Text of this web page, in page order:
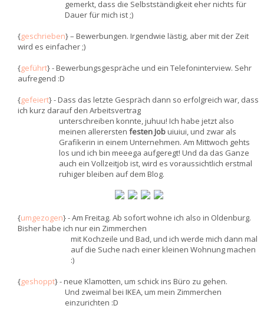
gemerkt, dass die Selbstständigkeit eher nichts für
Dauer für mich ist ;)
{geschrieben} – Bewerbungen. Irgendwie lästig, aber mit der Zeit
wird es einfacher ;)
{geführt} - Bewerbungsgespräche und ein Telefoninterview. Sehr
aufregend :D
{gefeiert} - Dass das letzte Gespräch dann so erfolgreich war, dass
ich kurz darauf den Arbeitsvertrag
unterschreiben konnte, juhuu! Ich habe jetzt also
meinen allerersten festen Jobuiuiui, und zwar als
Grafikerin in einem Unternehmen. Am Mittwoch gehts
los und ich bin meeega aufgeregt! Und da das Ganze
auch ein Vollzeitjob ist, wird es voraussichtlich erstmal
ruhiger bleiben auf dem Blog.
{umgezogen} - Am Freitag. Ab sofort wohne ich also in Oldenburg.
Bisher habe ich nur ein Zimmerchen
mit Kochzeile und Bad, und ich werde mich dann mal
auf die Suche nach einer kleinen Wohnung machen
:)
{geshoppt} - neue Klamotten, um schick ins Büro zu gehen.
Und zweimal bei IKEA, um mein Zimmerchen
einzurichten :D